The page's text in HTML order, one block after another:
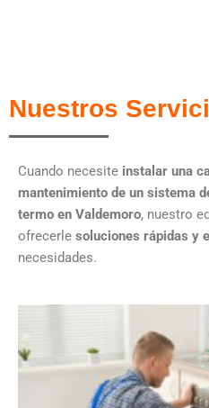
Nuestros
Cuando necesite instalar una
mantenimiento de un sistema
termo en Valdemoro, nuestro
ofrecerle soluciones rápidas y
necesidades.